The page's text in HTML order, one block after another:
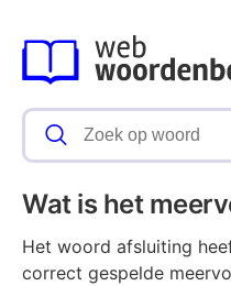
Wat is het
Het woord afsluiting
correct gespelde